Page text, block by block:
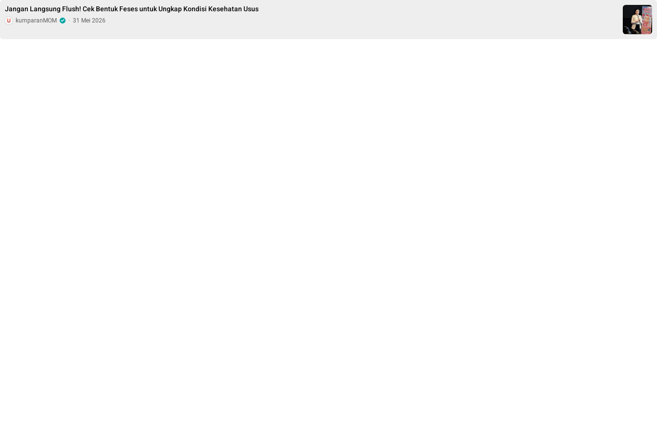
Jangan Langsung Flush! Cek Bentuk Feses untuk Ungkap Kondisi Kesehatan Usus
kumparanMOM · 31 Mei 2026